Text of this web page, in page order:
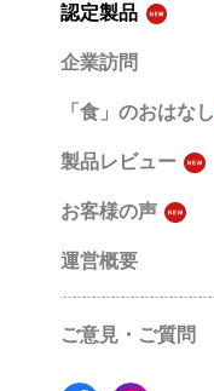
認定製品
企業訪問
「食」のおはなし
製品レビュー
お客様の声
運営概要
ご意見・ご質問